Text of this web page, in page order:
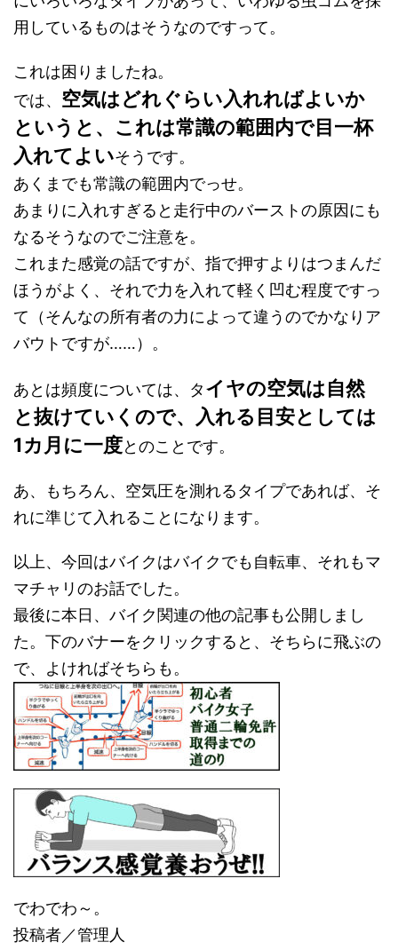
用しているものはそうなのですって。
これは困りましたね。
では、 空気はどれぐらい入れればよいか
というと、これは常識の範囲内で目一杯
入れてよいそうです。
あくまでも常識の範囲内でっせ。
あまりに入れすぎると走行中のバーストの原因にも
なるそうなのでご注意を。
これまた感覚の話ですが、指で押すよりはつまんだ
ほうがよく、それで力を入れて軽く凹む程度ですっ
て（そんなの所有者の力によって違うのでかなりア
バウトですが……）。
あとは頻度については、タイヤの空気は自然
と抜けていくので、入れる目安としては
1カ月に一度とのことです。
あ、もちろん、空気圧を測れるタイプであれば、そ
れに準じて入れることになります。
以上、今回はバイクはバイクでも自転車、それもマ
マチャリのお話でした。
最後に本日、バイク関連の他の記事も公開しまし
た。下のバナーをクリックすると、そちらに飛ぶの
で、よければそちらも。
でわでわ～。
投稿者／管理人